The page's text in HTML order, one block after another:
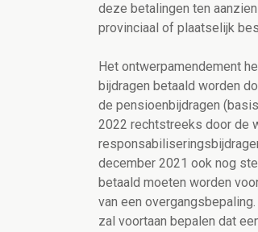
deze betalingen ten
provinciaal of plaatselijk
Het ontwerpamendement
bijdragen betaald worden
de pensioenbijdragen
2022 rechtstreeks door de
december 2021 ook nog
betaald moeten worden
van een
zal voortaan bepalen dat